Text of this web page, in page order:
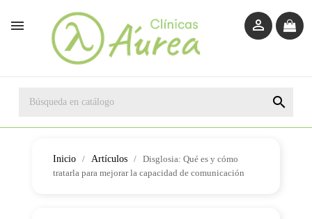
 

Inicio Artículos
Disglosia: Qué es y cómo
tratarla para mejorar la capacidad de comunicación